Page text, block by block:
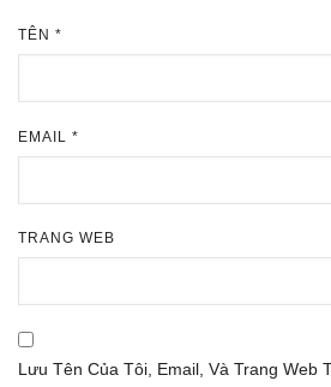
TÊN *
EMAIL *
TRANG WEB
Lưu Tên Của Tôi, Email, Và Trang Web